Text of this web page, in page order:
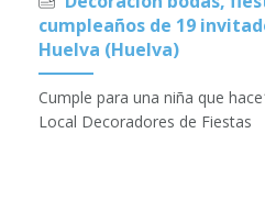
cumpleaños de 19
Huelva (Huelva)
Cumple para una niña que
Local Decoradores de Fiestas